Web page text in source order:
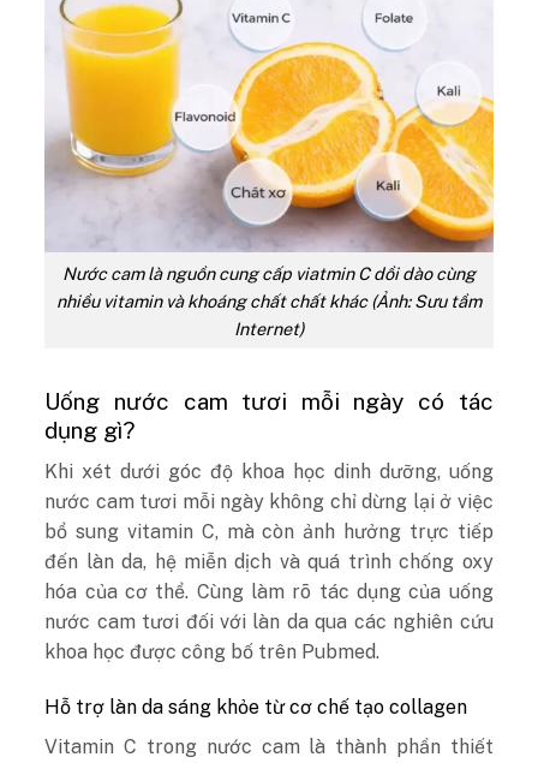
Nước cam là nguồn cung cấp viatmin C dồi dào cùng
nhiều vitamin và khoáng chất chất khác (Ảnh: Sưu tầm
Internet)
Uống nước cam tươi mỗi ngày có tác
dụng gì?
Khi xét dưới góc độ khoa học dinh dưỡng, uống
nước cam tươi mỗi ngày không chỉ dừng lại ở việc
bổ sung vitamin C, mà còn ảnh hưởng trực tiếp
đến làn da, hệ miễn dịch và quá trình chống oxy
hóa của cơ thể. Cùng làm rõ tác dụng của uống
nước cam tươi đối với làn da qua các nghiên cứu
khoa học được công bố trên Pubmed.
Hỗ trợ làn da sáng khỏe từ cơ chế tạo collagen
Vitamin C trong nước cam là thành phần thiết